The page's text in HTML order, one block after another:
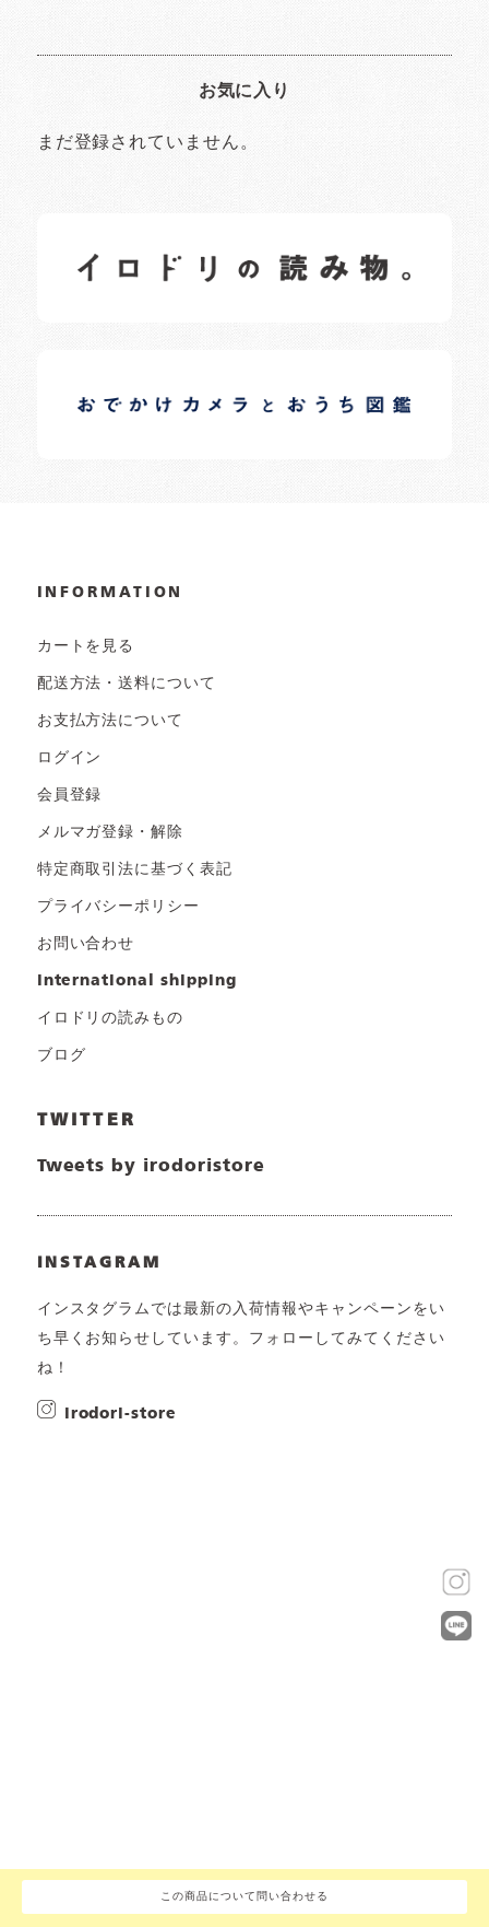
この商品について問い合わせる
お気に入り
まだ登録されていません。
日常の様子など随時更新中です。
日常の様子など随時更新中です。
INFORMATION
カートを見る
配送方法・送料について
お支払方法について
ログイン
会員登録
メルマガ登録・解除
特定商取引法に基づく表記
プライバシーポリシー
お問い合わせ
international shipping
イロドリの読みもの
ブログ
TWITTER
Tweets by irodoristore
INSTAGRAM
インスタグラムでは最新の入荷情報やキャンペーンをい
ち早くお知らせしています。フォローしてみてください
ね！
irodori-store